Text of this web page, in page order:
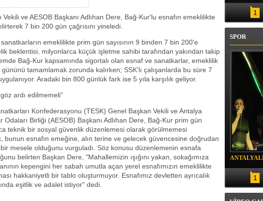
KULLANDIĞI YOL YENİLENDİ
ve AESOB Başkanı Adlıhan Dere, Bağ-Kur'lu esnafın emeklilikte
7 bin 200 gün çağrısını yineledi.
emeklilikte prim gün sayısının 9 binden 7 bin 200'e
beklentisi, milyonlarca küçük işletme sahibi tarafından yakından takip
Bağ-Kur kapsamında sigortalı olan esnaf ve sanatkarlar, emeklilik
tamamlamak zorunda kalırken; SSK'lı çalışanlarda bu süre 7
Aradaki bin 800 günlük fark ise 5 yıla karşılık geliyor.
ardı edilmemeli"
Konfederasyonu (TESK) Genel Başkan Vekili ve Antalya
Odaları Birliği (AESOB) Başkanı Adlıhan Dere, Bağ-Kur prim gün
teknik bir sosyal güvenlik düzenlemesi olarak görülmemesi
bunun esnafın emeğine, alın terine ve gelecek güvencesine doğrudan
mesele olduğunu vurguladı. Söz konusu düzenlemenin esnafa
belirten Başkan Dere, "Mahallemizin ışığını yakan, sokağımıza
kepengini her sabah umutla açan yerel esnafımızın emeklilikte
hakkaniyetli bir tablo oluşturmuyor. Esnafımız devletten ayrıcalık
eşitlik ve adalet istiyor" dedi.
1
SPOR
SALLADI
1